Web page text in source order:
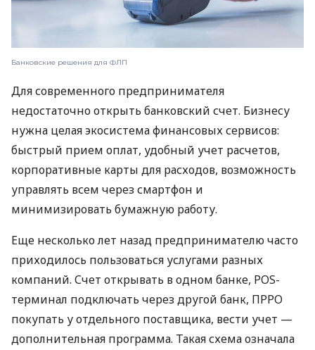
Банковские решения для ФЛП
Для современного предпринимателя
недостаточно открыть банковский счет. Бизнесу
нужна целая экосистема финансовых сервисов:
быстрый прием оплат, удобный учет расчетов,
корпоративные карты для расходов, возможность
управлять всем через смартфон и
минимизировать бумажную работу.
Еще несколько лет назад предпринимателю часто
приходилось пользоваться услугами разных
компаний. Счет открывать в одном банке, POS-
терминал подключать через другой банк, ПРРО
покупать у отдельного поставщика, вести учет —
дополнительная программа. Такая схема означала